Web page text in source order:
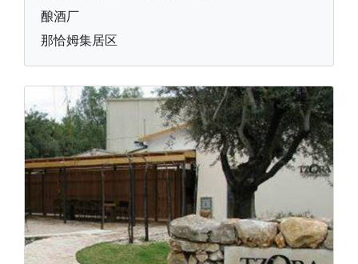
酿酒厂
那恰姆集居区